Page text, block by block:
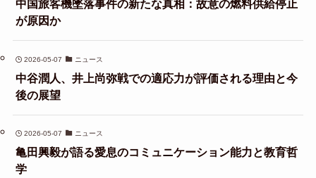
中国旅客機墜落事件の新たな真相：故意の燃料供給停止
が原因か
2026-05-07 ニュース
中谷潤人、井上尚弥戦での適応力が評価される理由と今
後の展望
2026-05-07 ニュース
亀田興毅が語る愛息のコミュニケーション能力と教育哲
学